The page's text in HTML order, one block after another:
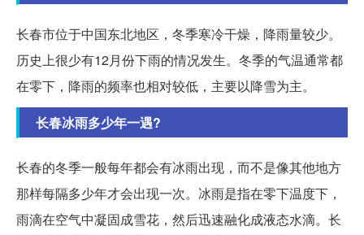
长春市位于中国东北地区，冬季寒冷干燥，降雨量较少。
历史上很少有12月份下雨的情况发生。冬季的气温通常都
在零下，降雨的频率也相对较低，主要以降雪为主。
长春冰雨多少年一遇?
长春的冬季一般每年都会有冰雨出现，而不是像其他地方
那样每隔多少年才会出现一次。冰雨是指在零下温度下，
雨滴在空气中凝固成雪花，然后迅速融化成液态水滴。长